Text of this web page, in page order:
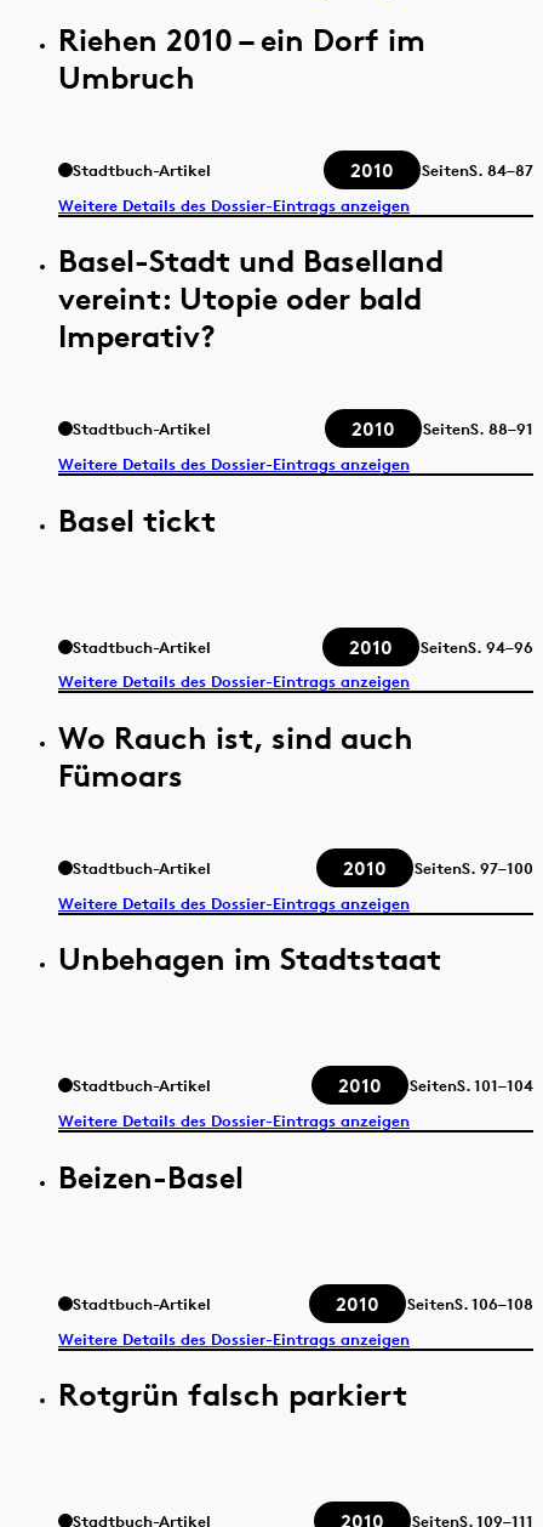
Riehen 2010 – ein Dorf im
Umbruch
Stadtbuch-Artikel 2010 SeitenS. 84–87
Weitere Details des Dossier-Eintrags anzeigen
Basel-Stadt und Baselland
vereint: Utopie oder bald
Imperativ?
Stadtbuch-Artikel 2010 SeitenS. 88–91
Weitere Details des Dossier-Eintrags anzeigen
Basel tickt
Stadtbuch-Artikel 2010 SeitenS. 94–96
Weitere Details des Dossier-Eintrags anzeigen
Wo Rauch ist, sind auch
Fümoars
Stadtbuch-Artikel 2010 SeitenS. 97–100
Weitere Details des Dossier-Eintrags anzeigen
Unbehagen im Stadtstaat
Stadtbuch-Artikel 2010 SeitenS.101–104
Weitere Details des Dossier-Eintrags anzeigen
Beizen-Basel
Stadtbuch-Artikel 2010 SeitenS.106–108
Weitere Details des Dossier-Eintrags anzeigen
Rotgrün falsch parkiert
Stadtbuch-Artikel 2010 SeitenS.109–111